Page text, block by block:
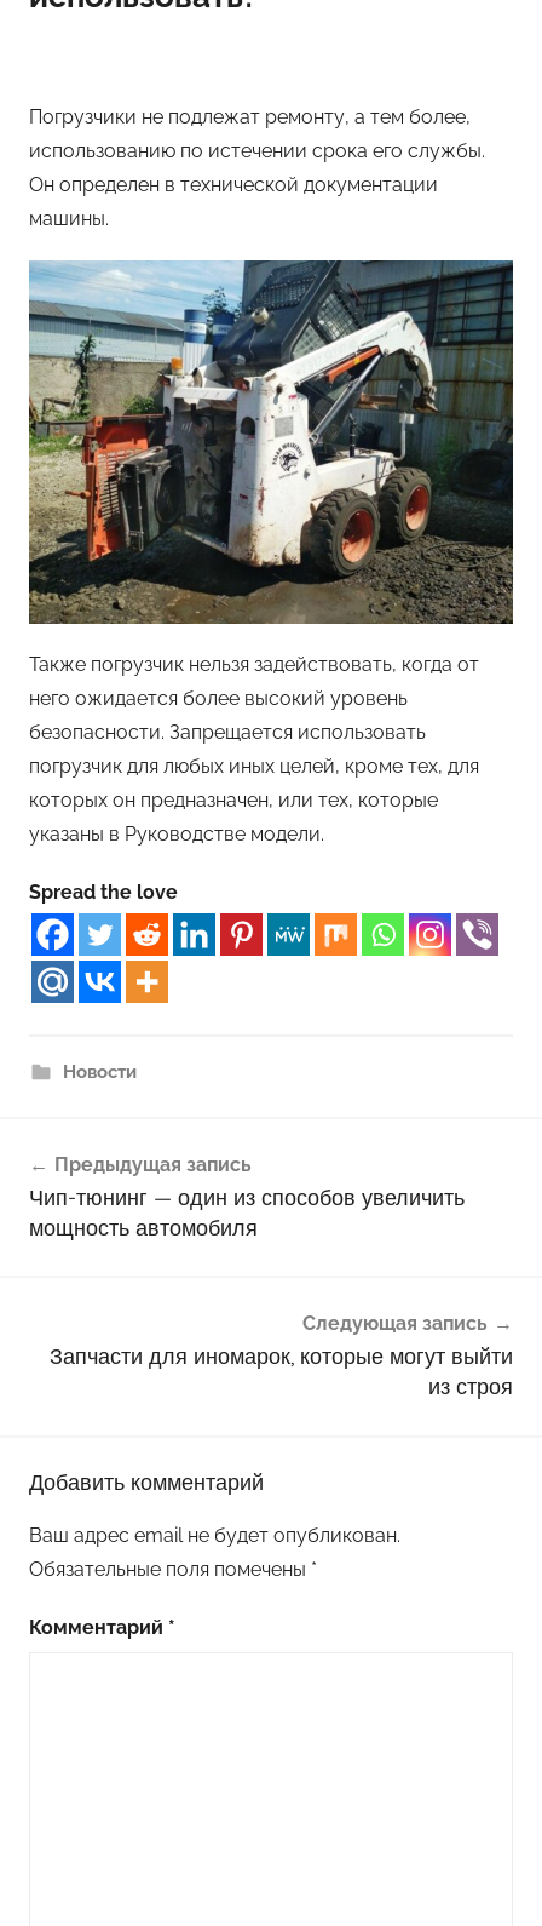
Погрузчики не подлежат ремонту, а тем более,
использованию по истечении срока его службы.
Он определен в технической документации
машины.
Также погрузчик нельзя задействовать, когда от
него ожидается более высокий уровень
безопасности. Запрещается использовать
погрузчик для любых иных целей, кроме тех, для
которых он предназначен, или тех, которые
указаны в Руководстве модели.
Spread the love
Новости
по
записям
Предыдущая запись
Чип-тюнинг — один из способов увеличить
мощность автомобиля
Следующая запись
Запчасти для иномарок, которые могут выйти
из строя
Добавить комментарий
Ваш адрес email не будет опубликован.
Обязательные поля помечены *
Комментарий *